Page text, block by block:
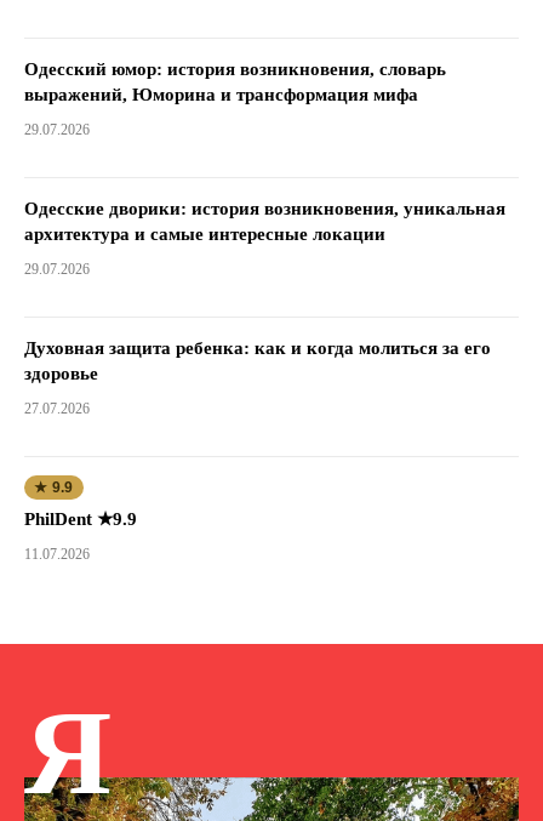
Одесский юмор: история возникновения, словарь
выражений, Юморина и трансформация мифа
29.07.2026
Одесские дворики: история возникновения, уникальная
архитектура и самые интересные локации
29.07.2026
Духовная защита ребенка: как и когда молиться за его
здоровье
27.07.2026
★ 9.9
PhilDent ★9.9
11.07.2026
Я